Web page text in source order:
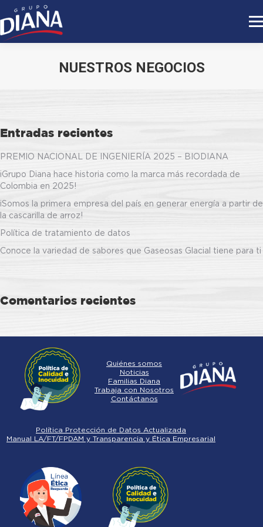
NUESTROS NEGOCIOS
Entradas recientes
PREMIO NACIONAL DE INGENIERÍA 2025 – BIODIANA
¡Grupo Diana hace historia como la marca más recordada de
Colombia en 2025!
¡Somos la primera empresa del país en generar energía a partir de
la cascarilla de arroz!
Política de tratamiento de datos
Conoce la variedad de sabores que Gaseosas Glacial tiene para ti
Comentarios recientes
Quiénes somos
Noticias
Familias Diana
Trabaja con Nosotros
Contáctanos
Política Protección de Datos Actualizada
Manual LA/FT/FPDAM y Transparencia y Ética Empresarial